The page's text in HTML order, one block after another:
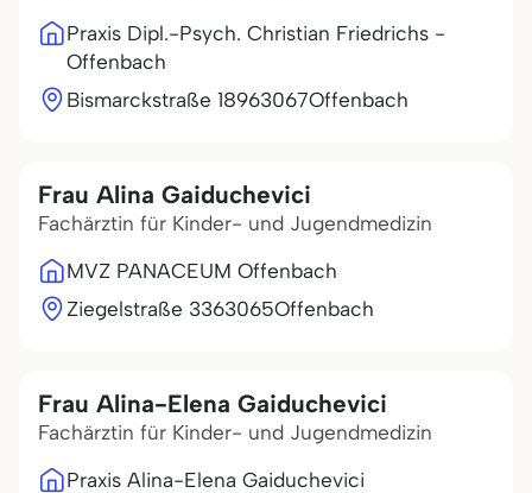
Praxis Dipl.-Psych. Christian Friedrichs -
Offenbach
Bismarckstraße 18963067Offenbach
Frau Alina Gaiduchevici
Fachärztin für Kinder- und Jugendmedizin
MVZ PANACEUM Offenbach
Ziegelstraße 3363065Offenbach
Frau Alina-Elena Gaiduchevici
Fachärztin für Kinder- und Jugendmedizin
Praxis Alina-Elena Gaiduchevici